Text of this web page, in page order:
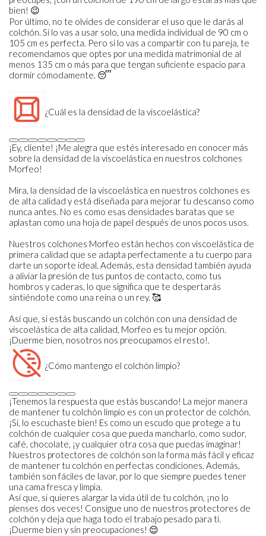
bien! 😉
Por último, no te olvides de considerar el uso que le darás al
colchón. Si lo vas a usar solo, una medida individual de 90 cm o
105 cm es perfecta. Pero si lo vas a compartir con tu pareja, te
recomendamos que optes por una medida matrimonial de al
menos 135 cm o más para que tengan suficiente espacio para
dormir cómodamente. 😴
¿Cuál es la densidad de la viscoelástica?
¡Ey, cliente! ¡Me alegra que estés interesado en conocer más
sobre la densidad de la viscoelástica en nuestros colchones
Morfeo!
Mira, la densidad de la viscoelástica en nuestros colchones es
de alta calidad y está diseñada para mejorar tu descanso como
nunca antes. No es como esas densidades baratas que se
aplastan como una hoja de papel después de unos pocos usos.
Nuestros colchones Morfeo están hechos con viscoelástica de
primera calidad que se adapta perfectamente a tu cuerpo para
darte un soporte ideal. Además, esta densidad también ayuda
a aliviar la presión de tus puntos de contacto, como tus
hombros y caderas, lo que significa que te despertarás
sintiéndote como una reina o un rey. 🥰
Así que, si estás buscando un colchón con una densidad de
viscoelástica de alta calidad, Morfeo es tu mejor opción.
¡Duerme bien, nosotros nos preocupamos el resto!.
¿Cómo mantengo el colchón limpio?
¡Tenemos la respuesta que estás buscando! La mejor manera
de mantener tu colchón limpio es con un protector de colchón.
¡Sí, lo escuchaste bien! Es como un escudo que protege a tu
colchón de cualquier cosa que pueda mancharlo, como sudor,
café, chocolate, ¡y cualquier otra cosa que puedas imaginar!
Nuestros protectores de colchón son la forma más fácil y eficaz
de mantener tu colchón en perfectas condiciones. Además,
también son fáciles de lavar, por lo que siempre puedes tener
una cama fresca y limpia.
Así que, si quieres alargar la vida útil de tu colchón, ¡no lo
pienses dos veces! Consigue uno de nuestros protectores de
colchón y deja que haga todo el trabajo pesado para ti.
¡Duerme bien y sin preocupaciones! 😌